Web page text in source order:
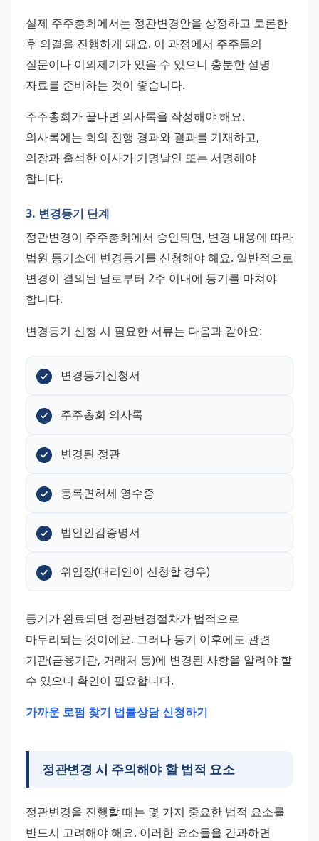
실제 주주총회에서는 정관변경안을 상정하고 토론한
후 의결을 진행하게 돼요. 이 과정에서 주주들의
질문이나 이의제기가 있을 수 있으니 충분한 설명
자료를 준비하는 것이 좋습니다.
주주총회가 끝나면 의사록을 작성해야 해요.
의사록에는 회의 진행 경과와 결과를 기재하고,
의장과 출석한 이사가 기명날인 또는 서명해야
합니다.
3. 변경등기 단계
정관변경이 주주총회에서 승인되면, 변경 내용에 따라
법원 등기소에 변경등기를 신청해야 해요. 일반적으로
변경이 결의된 날로부터 2주 이내에 등기를 마쳐야
합니다.
변경등기 신청 시 필요한 서류는 다음과 같아요:
변경등기신청서
주주총회 의사록
변경된 정관
등록면허세 영수증
법인인감증명서
위임장(대리인이 신청할 경우)
등기가 완료되면 정관변경절차가 법적으로
마무리되는 것이에요. 그러나 등기 이후에도 관련
기관(금융기관, 거래처 등)에 변경된 사항을 알려야 할
수 있으니 확인이 필요합니다.
가까운 로펌 찾기 법률상담 신청하기
정관변경 시 주의해야 할 법적 요소
정관변경을 진행할 때는 몇 가지 중요한 법적 요소를
반드시 고려해야 해요. 이러한 요소들을 간과하면